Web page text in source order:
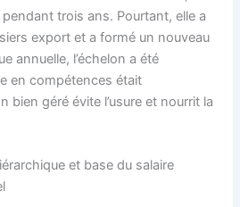
trois ans. Pourtant, elle a
export et a formé un nouveau
annuelle, l’échelon a été
en compétences était
bien géré évite l’usure et nourrit la
et base du salaire